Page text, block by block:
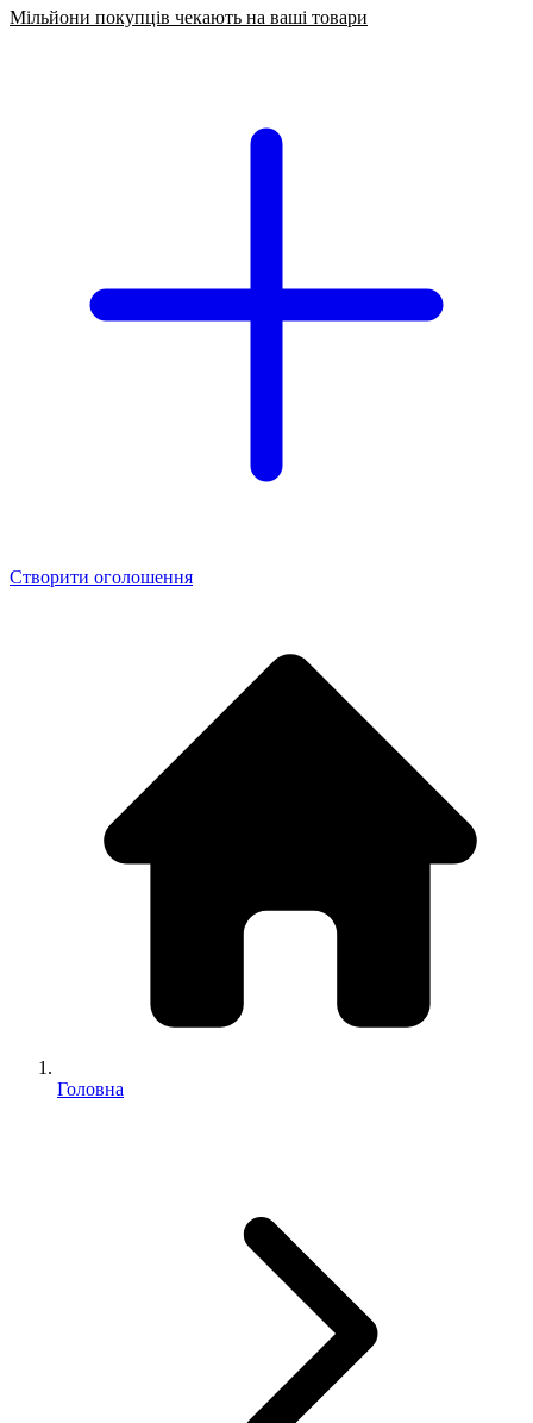
Мільйони покупців чекають на ваші товари
Створити оголошення
Головна